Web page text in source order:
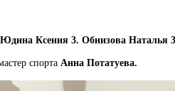
Ксения 3. Обнизова Наталья
спорта Анна Потатуева.